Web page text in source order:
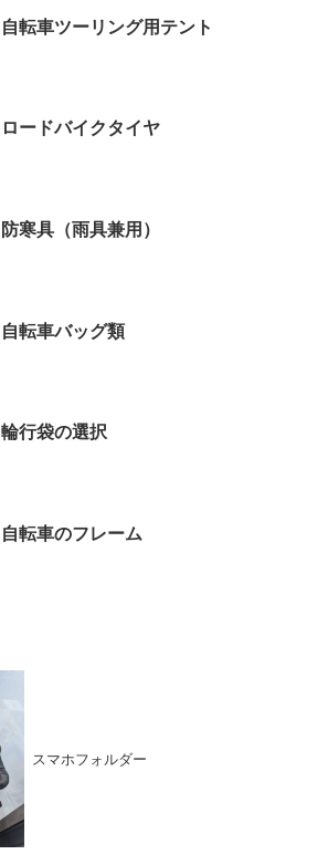
自転車ツーリング用テント
ロードバイクタイヤ
防寒具（雨具兼用）
自転車バッグ類
輪行袋の選択
自転車のフレーム
スマホフォルダー